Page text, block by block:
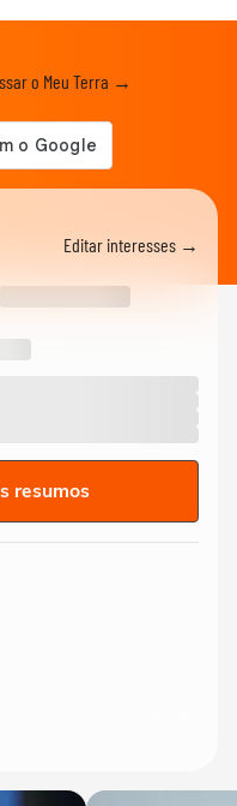
o Meu Terra →
Editar interesses →
resumos